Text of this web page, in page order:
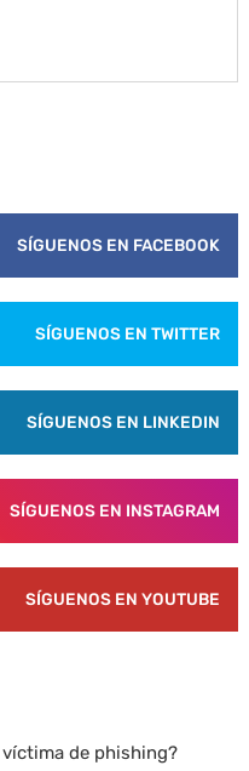
SÍGUENOS EN FACEBOOK
SÍGUENOS EN TWITTER
SÍGUENOS EN LINKEDIN
SÍGUENOS EN INSTAGRAM
SÍGUENOS EN YOUTUBE
de phishing?